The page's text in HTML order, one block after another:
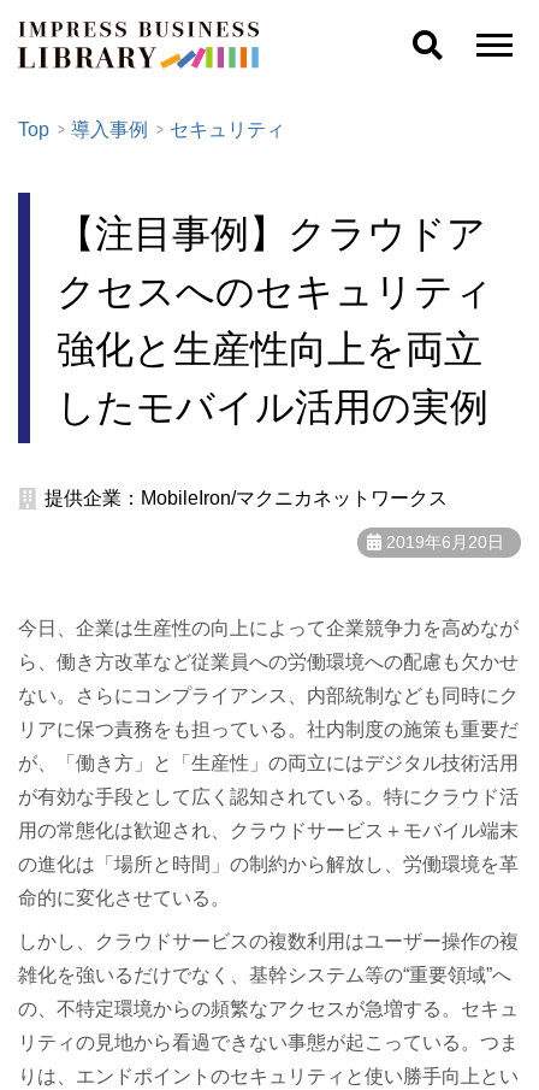
Top 導入事例 セキュリティ
【注目事例】クラウドア
クセスへのセキュリティ
強化と生産性向上を両立
したモバイル活用の実例
提供企業：MobileIron/マクニカネットワークス
2019年6月20日
今日、企業は生産性の向上によって企業競争力を高めなが
ら、働き方改革など従業員への労働環境への配慮も欠かせ
ない。さらにコンプライアンス、内部統制なども同時にク
リアに保つ責務をも担っている。社内制度の施策も重要だ
が、「働き方」と「生産性」の両立にはデジタル技術活用
が有効な手段として広く認知されている。特にクラウド活
用の常態化は歓迎され、クラウドサービス＋モバイル端末
の進化は「場所と時間」の制約から解放し、労働環境を革
命的に変化させている。
しかし、クラウドサービスの複数利用はユーザー操作の複
雑化を強いるだけでなく、基幹システム等の“重要領域”へ
の、不特定環境からの頻繁なアクセスが急増する。セキュ
リティの見地から看過できない事態が起こっている。つま
りは、エンドポイントのセキュリティと使い勝手向上とい